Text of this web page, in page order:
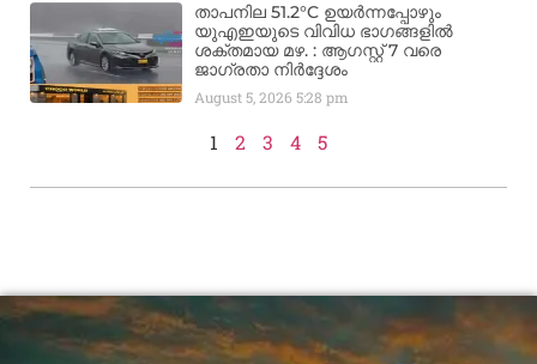
താപനില 51.2°C ഉയർന്നപ്പോഴും
യുഎഇയുടെ വിവിധ ഭാഗങ്ങളിൽ
ശക്തമായ മഴ. : ആഗസ്റ്റ് 7 വരെ
ജാഗ്രതാ നിർദ്ദേശം
August 5, 20265:28 pm
1 2 3 4 5